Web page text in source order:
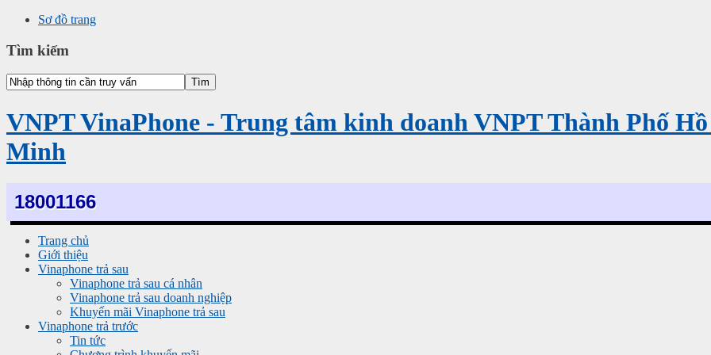
Sơ đồ trang
Tìm kiếm
VNPT VinaPhone - Trung tâm kinh doanh VNPT Thành Phố
Minh
18001166
Trang chủ
Giới thiệu
Vinaphone trả sau
Vinaphone trả sau cá nhân
Vinaphone trả sau doanh nghiệp
Khuyến mãi Vinaphone trả sau
Vinaphone trả trước
Tin tức